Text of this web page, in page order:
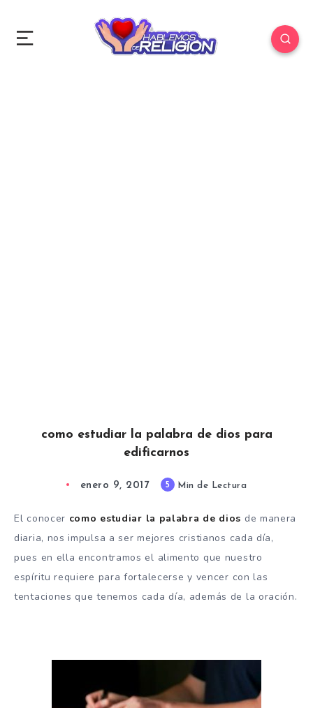
como estudiar la palabra de dios para
edificarnos
enero 9, 2017 5 Min de Lectura
El conocer como estudiar la palabra de dios de manera
diaria, nos impulsa a ser mejores cristianos cada día,
pues en ella encontramos el alimento que nuestro
espíritu requiere para fortalecerse y vencer con las
tentaciones que tenemos cada día, además de la oración.